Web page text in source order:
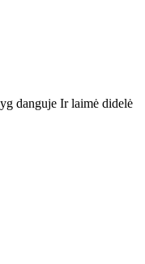
danguje Ir laimė didelė